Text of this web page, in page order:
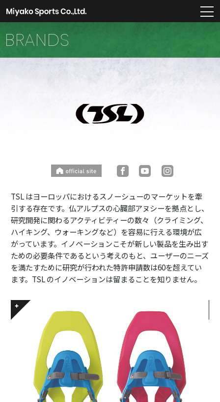
BRANDS
TSL はヨーロッパにおけるスノーシューのマーケットを牽
引する存在です。仏アルプスの心臓部アヌシーを拠点とし、
研究開発に関わるアクティビティーの数々（クライミング、
ハイキング、ウォーキングなど）を容易に行える環境が広
がっています。イノベーションこそが新しい製品を生み出す
ための必要条件であるという考えのもと、ユーザーのニーズ
を満たすために研究が行われた特許申請数は60を超えてい
ます。TSL のイノベーションは留まることを知りません。